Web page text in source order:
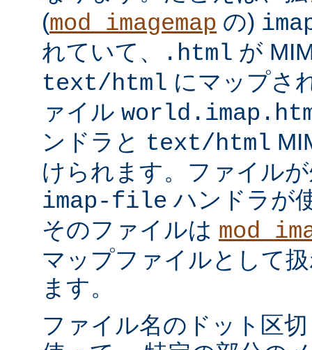
(mod_imagemap の)
れていて、
.html が
text/html にマップさ
ァイル
ンドラと text/html
けられます。ファイル
imap-file ハンドラが
そのファイルは
マップファイルとして
ます。
ファイル名のドット区